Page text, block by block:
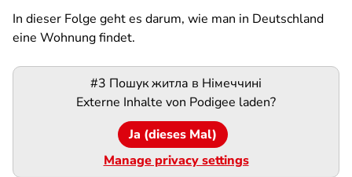
In dieser Folge geht es darum, wie man in Deutschland
eine Wohnung findet.
Podigee-
#3 Пошук житла в Німеччині
Externe Inhalte von Podigee laden?
Ja (dieses Mal)
Manage privacy settings